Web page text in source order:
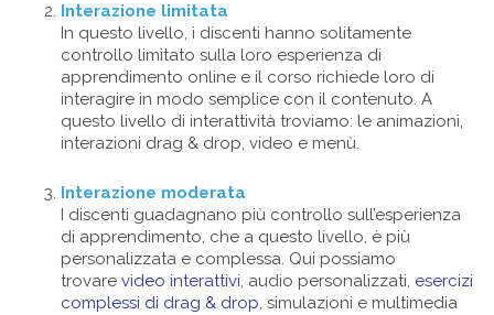
Interazione limitata
In questo livello, i discenti hanno solitamente
controllo limitato sulla loro esperienza di
apprendimento online e il corso richiede loro di
interagire in modo semplice con il contenuto. A
questo livello di interattività troviamo: le animazioni,
interazioni drag & drop, video e menù.
Interazione moderata
I discenti guadagnano più controllo sull’esperienza
di apprendimento, che a questo livello, è più
personalizzata e complessa. Qui possiamo
trovare video interattivi, audio personalizzati, esercizi
complessi di drag & drop, simulazioni e multimedia